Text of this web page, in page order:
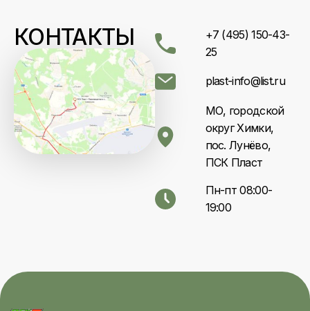
КОНТАКТЫ
+7 (495) 150-43-
25
plast-info@list.ru
МО, городской
округ Химки,
пос. Лунёво,
ПСК Пласт
Пн-пт 08:00-
19:00